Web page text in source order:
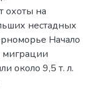
охоты на
нестадных
Начало
миграции
около 9,5 т. л.